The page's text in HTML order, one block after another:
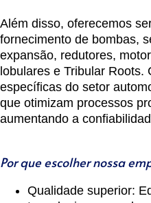
Além disso, oferecemos
fornecimento de bombas,
expansão, redutores,
lobulares e Tribular Roots.
específicas do setor
que otimizam processos
aumentando a
Por que escolher nossa
Qualidade superior: